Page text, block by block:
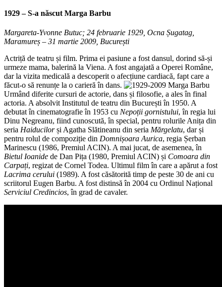
1929 – S-a născut Marga Barbu
Margareta-Yvonne Butuc; 24 februarie 1929, Ocna Șugatag,
Maramureș – 31 martie 2009, București
Actriță de teatru și film. Prima ei pasiune a fost dansul, dorind să-și
urmeze mama, balerină la Viena. A fost angajată a Operei Române,
dar la vizita medicală a descoperit o afecțiune cardiacă, fapt care a
făcut-o să renunțe la o carieră în dans.
Urmând diferite cursuri de actorie, dans și filosofie, a ales în final
actoria. A absolvit Institutul de teatru din București în 1950. A
debutat în cinematografie în 1953 cu Nepoții gornistului, în regia lui
Dinu Negreanu, fiind cunoscută, în special, pentru rolurile Anița din
seria Haiducilorși Agatha Slătineanu din seria Mărgelatu, dar și
pentru rolul de compoziție din Domnișoara Aurica, regia Șerban
Marinescu (1986, Premiul ACIN). A mai jucat, de asemenea, în
Bietul Ioanide de Dan Pița (1980, Premiul ACIN) și Comoara din
Carpați, regizat de Cornel Todea. Ultimul film în care a apărut a fost
Lacrima cerului (1989). A fost căsătorită timp de peste 30 de ani cu
scriitorul Eugen Barbu. A fost distinsă în 2004 cu Ordinul Național
Serviciul Credincios, în grad de cavaler.